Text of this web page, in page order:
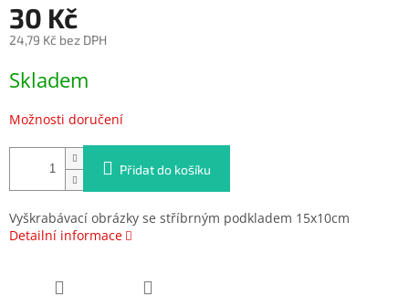
30 Kč
24,79 Kč bez DPH
cena:
Skladem
Možnosti doručení
Přidat do košíku
Vyškrabávací obrázky se stříbrným podkladem 15x10cm
Detailní informace